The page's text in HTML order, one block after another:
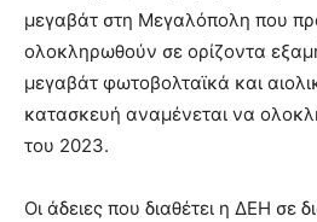
μεγαβάτ στη Μεγαλόπολη που
ολοκληρωθούν σε ορίζοντα
μεγαβάτ φωτοβολταϊκά και
κατασκευή αναμένεται να
του 2023.
Οι άδειες που διαθέτει η ΔΕΗ σε